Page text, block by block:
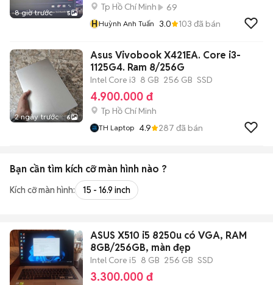
8 giờ trước 5
Tp Hồ Chí Minh
69
HHuỳnh Anh Tuấn 3.0 103 đã bán
2 ngày trước 6
Asus Vivobook X421EA. Core i3-
1125G4. Ram 8/256G
Intel Core i3 8 GB 256 GB SSD
4.900.000 đ
Tp Hồ Chí Minh
TH Laptop 4.9 287 đã bán
Bạn cần tìm kích cỡ màn hình nào ?
Kích cỡ màn hình: 15 - 16.9 inch
ASUS X510 i5 8250u có VGA, RAM
8GB/256GB, màn đẹp
Intel Core i5 8 GB 256 GB SSD
3.300.000 đ